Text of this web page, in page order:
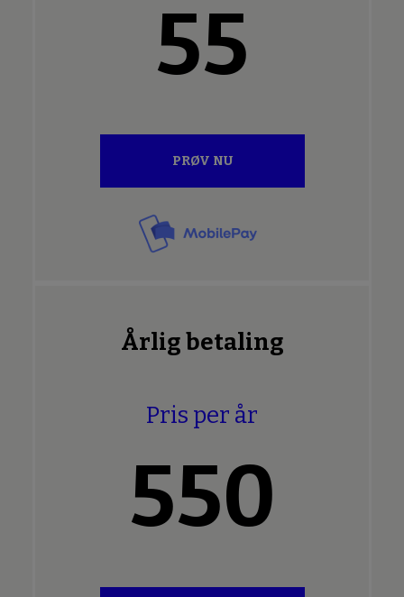
55
PRØV NU
Årlig betaling
Pris per år
550